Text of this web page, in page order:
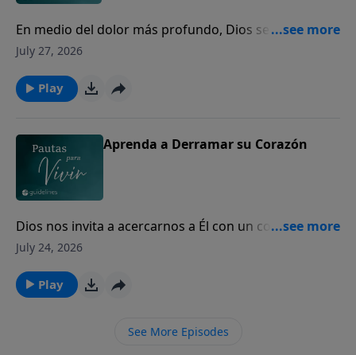
En medio del dolor más profundo, Dios se acerca a
los corazones quebrantados para mostrarles Su
July 27, 2026
Play
Aprenda a Derramar su Corazón
Dios nos invita a acercarnos a Él con un corazón
sincero, incluso en nuestros momentos de mayor
July 24, 2026
Play
See More Episodes